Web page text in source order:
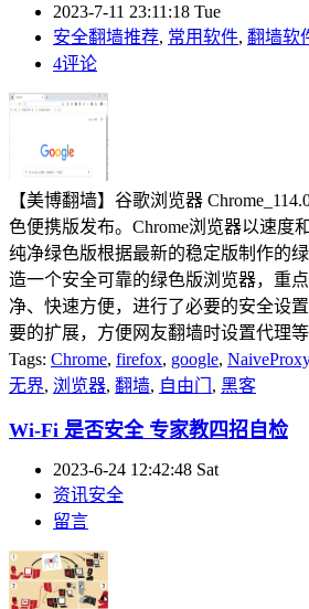
2023-7-11 23:11:18 Tue
安全翻墙推荐, 常用软件, 翻墙软
4评论
【美博翻墙】谷歌浏览器
色便携版发布。Chrome浏览器以速度
纯净绿色版根据最新的稳定版制作的
造一个安全可靠的绿色版浏览器，重
净、快速方便，进行了必要的安全设
要的扩展，方便网友翻墙时设置代理
Tags: Chrome, firefox, google, NaiveProxy
无界, 浏览器, 翻墙, 自由门 , 黑客
Wi-Fi 是否安全 专家教四招自检
2023-6-24 12:42:48 Sat
资讯安全
留言